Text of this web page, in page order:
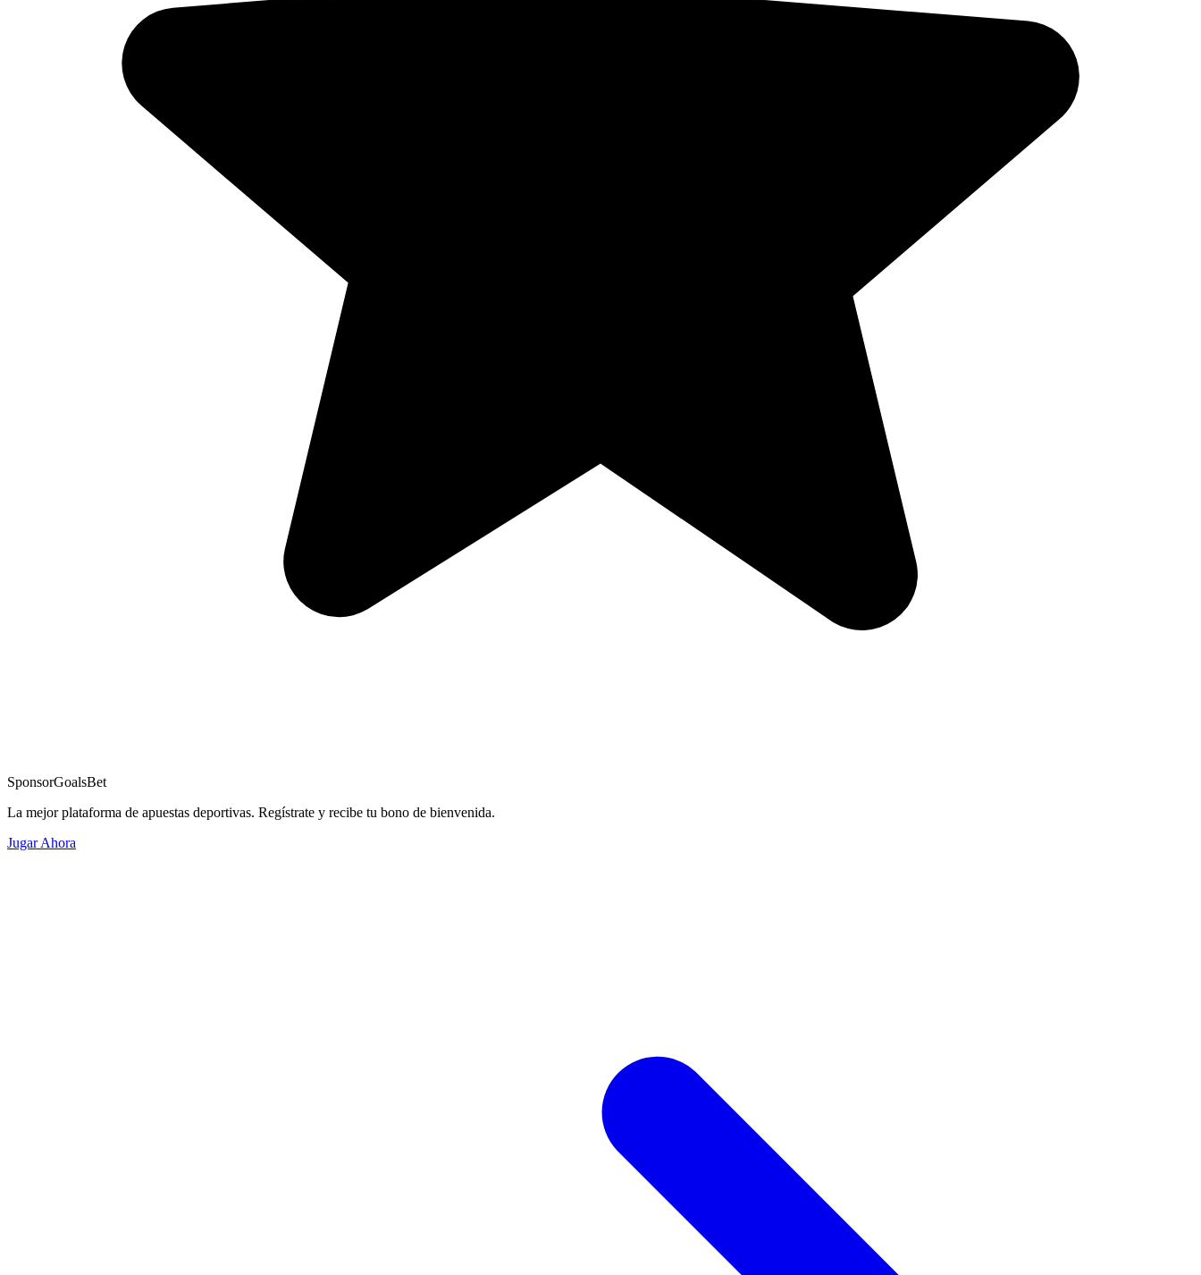
SponsorGoalsBet
La mejor plataforma de apuestas deportivas. Regístrate y recibe tu bono de bienvenida.
Jugar Ahora